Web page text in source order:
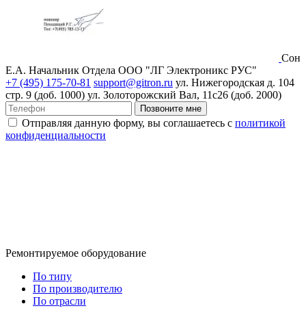
Сон
Е.А. Начальник Отдела ООО "ЛГ Электроникс РУС"
+7 (495) 175-70-81 support@gitron.ru ул. Нижегородская д. 104
стр. 9 (доб. 1000) ул. Золоторожский Вал, 11с26 (доб. 2000)
Позвоните мне
Отправляя данную форму, вы соглашаетесь с политикой
конфиденциальности
Ремонтируемое оборудование
По типу
По производителю
По отрасли